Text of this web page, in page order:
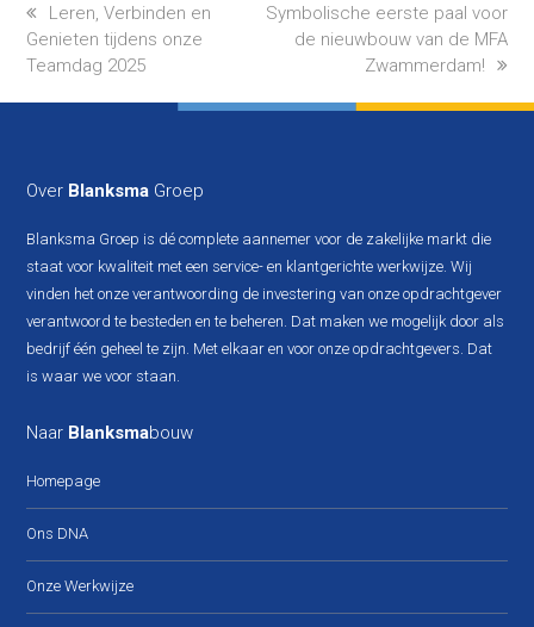
previous
post:
Leren, Verbinden en
Genieten tijdens onze
Teamdag 2025
next
post:
Symbolische eerste paal voor
de nieuwbouw van de MFA
Zwammerdam!
Over Blanksma Groep
Blanksma Groep is dé complete aannemer voor de zakelijke markt die
staat voor kwaliteit met een service- en klantgerichte werkwijze. Wij
vinden het onze verantwoording de investering van onze opdrachtgever
verantwoord te besteden en te beheren. Dat maken we mogelijk door als
bedrijf één geheel te zijn. Met elkaar en voor onze opdrachtgevers. Dat
is waar we voor staan.
Naar Blanksmabouw
Homepage
Ons DNA
Onze Werkwijze